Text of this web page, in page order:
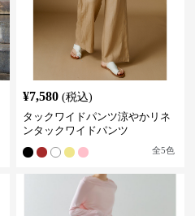
¥7,580 (税込)
タックワイドパンツ涼やかリネ
ンタックワイドパンツ
全5色